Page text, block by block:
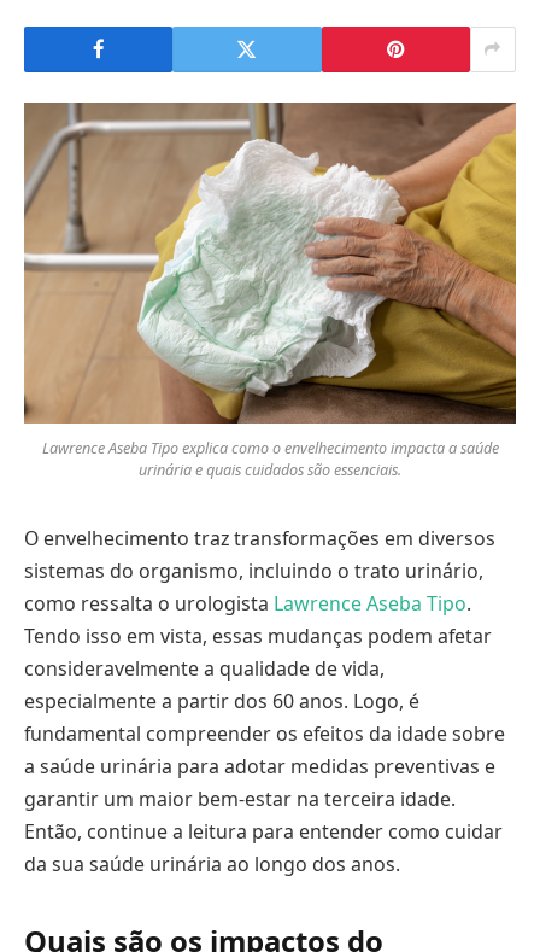
Lawrence Aseba Tipo explica como o envelhecimento impacta a saúde
urinária e quais cuidados são essenciais.
O envelhecimento traz transformações em diversos
sistemas do organismo, incluindo o trato urinário,
como ressalta o urologista Lawrence Aseba Tipo.
Tendo isso em vista, essas mudanças podem afetar
consideravelmente a qualidade de vida,
especialmente a partir dos 60 anos. Logo, é
fundamental compreender os efeitos da idade sobre
a saúde urinária para adotar medidas preventivas e
garantir um maior bem-estar na terceira idade.
Então, continue a leitura para entender como cuidar
da sua saúde urinária ao longo dos anos.
Quais são os impactos do